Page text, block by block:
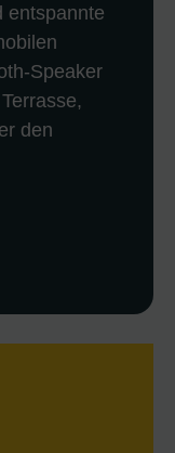
entspannte
Speaker
den